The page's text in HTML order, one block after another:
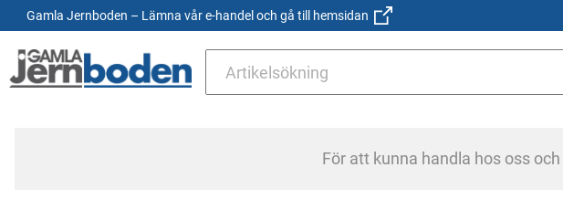
Gamla Jernboden – Lämna vår e-handel och gå till hemsidan
För att kunna handla hos oss